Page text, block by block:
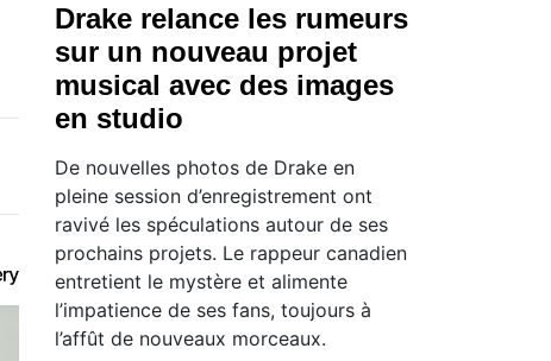
Drake relance les rumeurs
sur un nouveau projet
musical avec des images
en studio
De nouvelles photos de Drake en
pleine session d’enregistrement ont
ravivé les spéculations autour de ses
prochains projets. Le rappeur canadien
entretient le mystère et alimente
l’impatience de ses fans, toujours à
l’affût de nouveaux morceaux.